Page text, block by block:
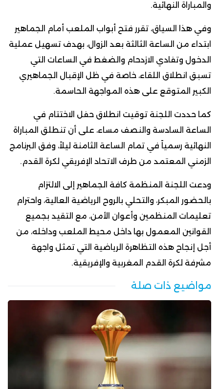
والمباراة النهائية.
وفي هذا السياق، تقرر فتح أبواب الملعب أمام الجماهير
ابتداء من الساعة الثالثة بعد الزوال، بهدف تسهيل عملية
الدخول وتفادي الازدحام والضغط في الساعات التي
تسبق انطلاق اللقاء، خاصة في ظل الإقبال الجماهيري
الكبير المتوقع على هذه المواجهة الحاسمة.
كما حددت اللجنة توقيت انطلاق حفل الاختتام في
الساعة السادسة والنصف مساء، على أن تنطلق المباراة
النهائية رسمياً في تمام الساعة الثامنة ليلاً، وفق البرنامج
الزمني المعتمد من طرف الاتحاد الإفريقي لكرة القدم.
ودعت اللجنة المنظمة كافة الجماهير إلى الالتزام
بالحضور المبكر، والتحلي بالروح الرياضية العالية، واحترام
تعليمات المنظمين وأعوان الأمن، مع التقيد بجميع
القوانين المعمول بها داخل محيط الملعب وداخله، من
أجل إنجاح هذه التظاهرة الرياضية التي تمثل واجهة
مشرفة لكرة القدم المغربية والإفريقية.
مواضيع ذات صلة